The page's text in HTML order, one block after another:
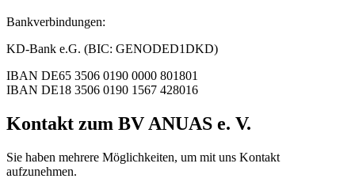
Bankverbindungen:
KD-Bank e.G. (BIC: GENODED1DKD)
IBAN DE65 3506 0190 0000 801801
IBAN DE18 3506 0190 1567 428016
Kontakt zum BV ANUAS e. V.
Sie haben mehrere Möglichkeiten, um mit uns Kontakt
aufzunehmen.